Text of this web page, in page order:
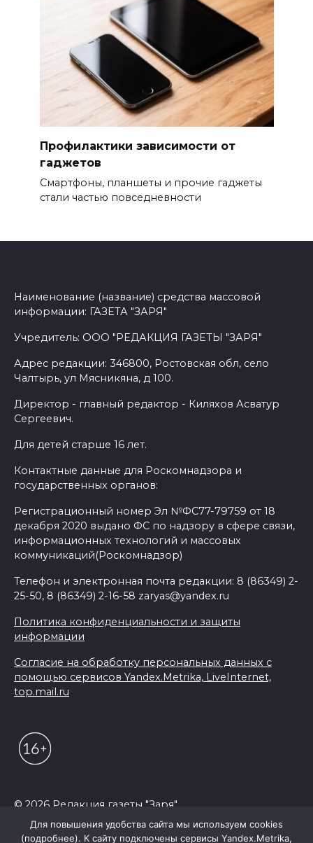
Профилактики зависимости от
гаджетов
Смартфоны, планшеты и прочие гаджеты
стали частью повседнев­ности
Наименование (название) средства массовой
информации: ГАЗЕТА "ЗАРЯ"
Учредитель: ООО "РЕДАКЦИЯ ГАЗЕТЫ "ЗАРЯ"
Адрес редакции: 346800, Ростовская обл, село
Чалтырь, ул Мясникяна, д 100.
Директор - главный редактор - Киляхов Асватур
Сергеевич.
Для детей старше 16 лет.
Контактные данные для Роскомнадзора и
государственных органов:
Регистрационный номер Эл №ФС77-79759 от 18
декабря 2020 выдано ФС по надзору в сфере связи,
информационных технологий и массовых
коммуникаций(Роскомнадзор)
Телефон и электронная почта редакции: 8 (86349) 2-
25-50, 8 (86349) 2-16-58 zaryas@yandex.ru
Политика конфиденциальности и защиты
информации
Согласие на обработку персональных данных с
помощью сервисов Yandex.Metrika, LiveInternet,
top.mail.ru
© 2026 Редакция газеты "Заря"
Для повышения удобства сайта мы используем cookies
(подробнее). К сайту подключены сервисы Yandex.Metrika,